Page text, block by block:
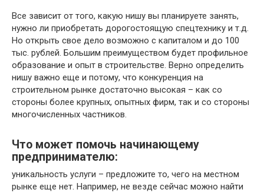
Все зависит от того, какую нишу вы планируете занять,
нужно ли приобретать дорогостоящую спецтехнику и т.д.
Но открыть свое дело возможно с капиталом и до 100
тыс. рублей. Большим преимуществом будет профильное
образование и опыт в строительстве. Верно определить
нишу важно еще и потому, что конкуренция на
строительном рынке достаточно высокая – как со
стороны более крупных, опытных фирм, так и со стороны
многочисленных частников.
Что может помочь начинающему
предпринимателю:
уникальность услуги – предложите то, чего на местном
рынке еще нет. Например, не везде сейчас можно найти